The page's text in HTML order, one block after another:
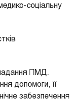
соціальну
ПМД.
допомоги, її
забезпечення